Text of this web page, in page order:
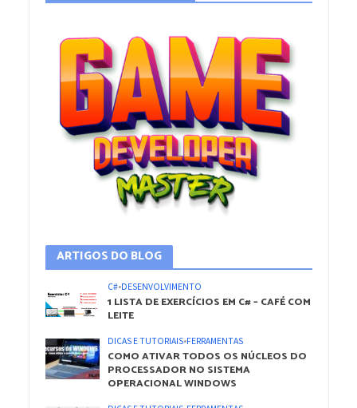
ARTIGOS DO BLOG
C#•DESENVOLVIMENTO
1 LISTA DE EXERCÍCIOS EM C# – CAFÉ COM
LEITE
DICAS E TUTORIAIS•FERRAMENTAS
COMO ATIVAR TODOS OS NÚCLEOS DO
PROCESSADOR NO SISTEMA
OPERACIONAL WINDOWS